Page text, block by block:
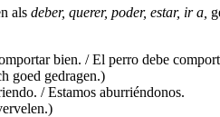
als deber, querer, poder, estar, ir a,
bien. / El perro debe
goed gedragen.)
/ Estamos aburriéndonos.